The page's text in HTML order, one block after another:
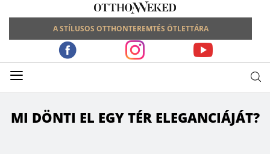
A STÍLUSOS OTTHONTEREMTÉS ÖTLETTÁRA
≡
MI DÖNTI EL EGY TÉR ELEGANCIÁJÁT?